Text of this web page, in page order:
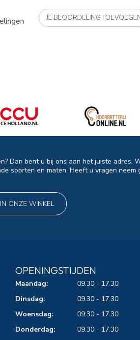
JE BEOORDELING
Dan bent u bij ons aan het juiste adres.
soorten en maten. Heeft u vragen neem
ONZE WINKEL
OPENINGSTIJDEN
Maandag:
09.30 - 17.30
Dinsdag:
09.30 - 17.30
Woensdag:
09.30 - 17.30
Donderdag:
09.30 - 17.30